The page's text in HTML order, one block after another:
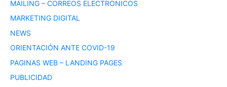
MAILING – CORREOS ELECTRONICOS
MARKETING DIGITAL
NEWS
ORIENTACIÓN ANTE COVID-19
PAGINAS WEB – LANDING PAGES
PUBLICIDAD